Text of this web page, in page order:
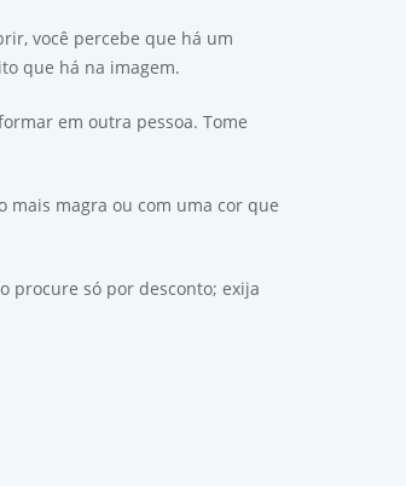
você percebe que há um
que há na imagem.
em outra pessoa. Tome
magra ou com uma cor que
procure só por desconto; exija